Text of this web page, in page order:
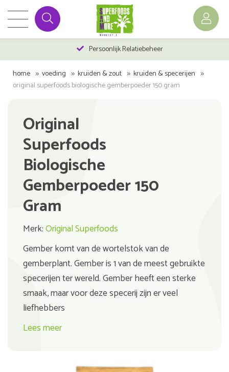
Persoonlijk Relatiebeheer
home voeding kruiden & zout
kruiden & specerijen
original superfoods biologische gemberpoeder 150 gram
Original
Superfoods
Biologische
Gemberpoeder 150
Gram
Merk:Original Superfoods
Gember komt van de wortelstok van de
gemberplant. Gember is 1 van de meest gebruikte
specerijen ter wereld. Gember heeft een sterke
smaak, maar voor deze specerij zijn er veel
liefhebbers
Lees meer